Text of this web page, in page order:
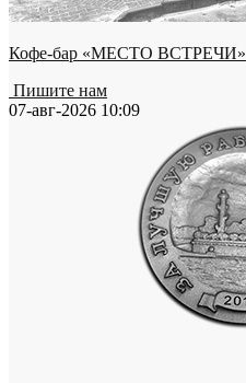
Кофе-бар «МЕСТО ВСТРЕЧИ»
Пишите нам
07-авг-2026 10:09